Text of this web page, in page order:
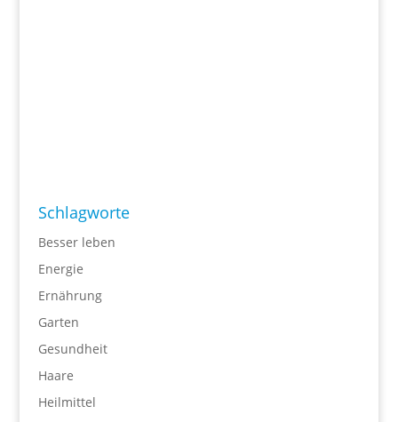
Schlagworte
Besser leben
Energie
Ernährung
Garten
Gesundheit
Haare
Heilmittel